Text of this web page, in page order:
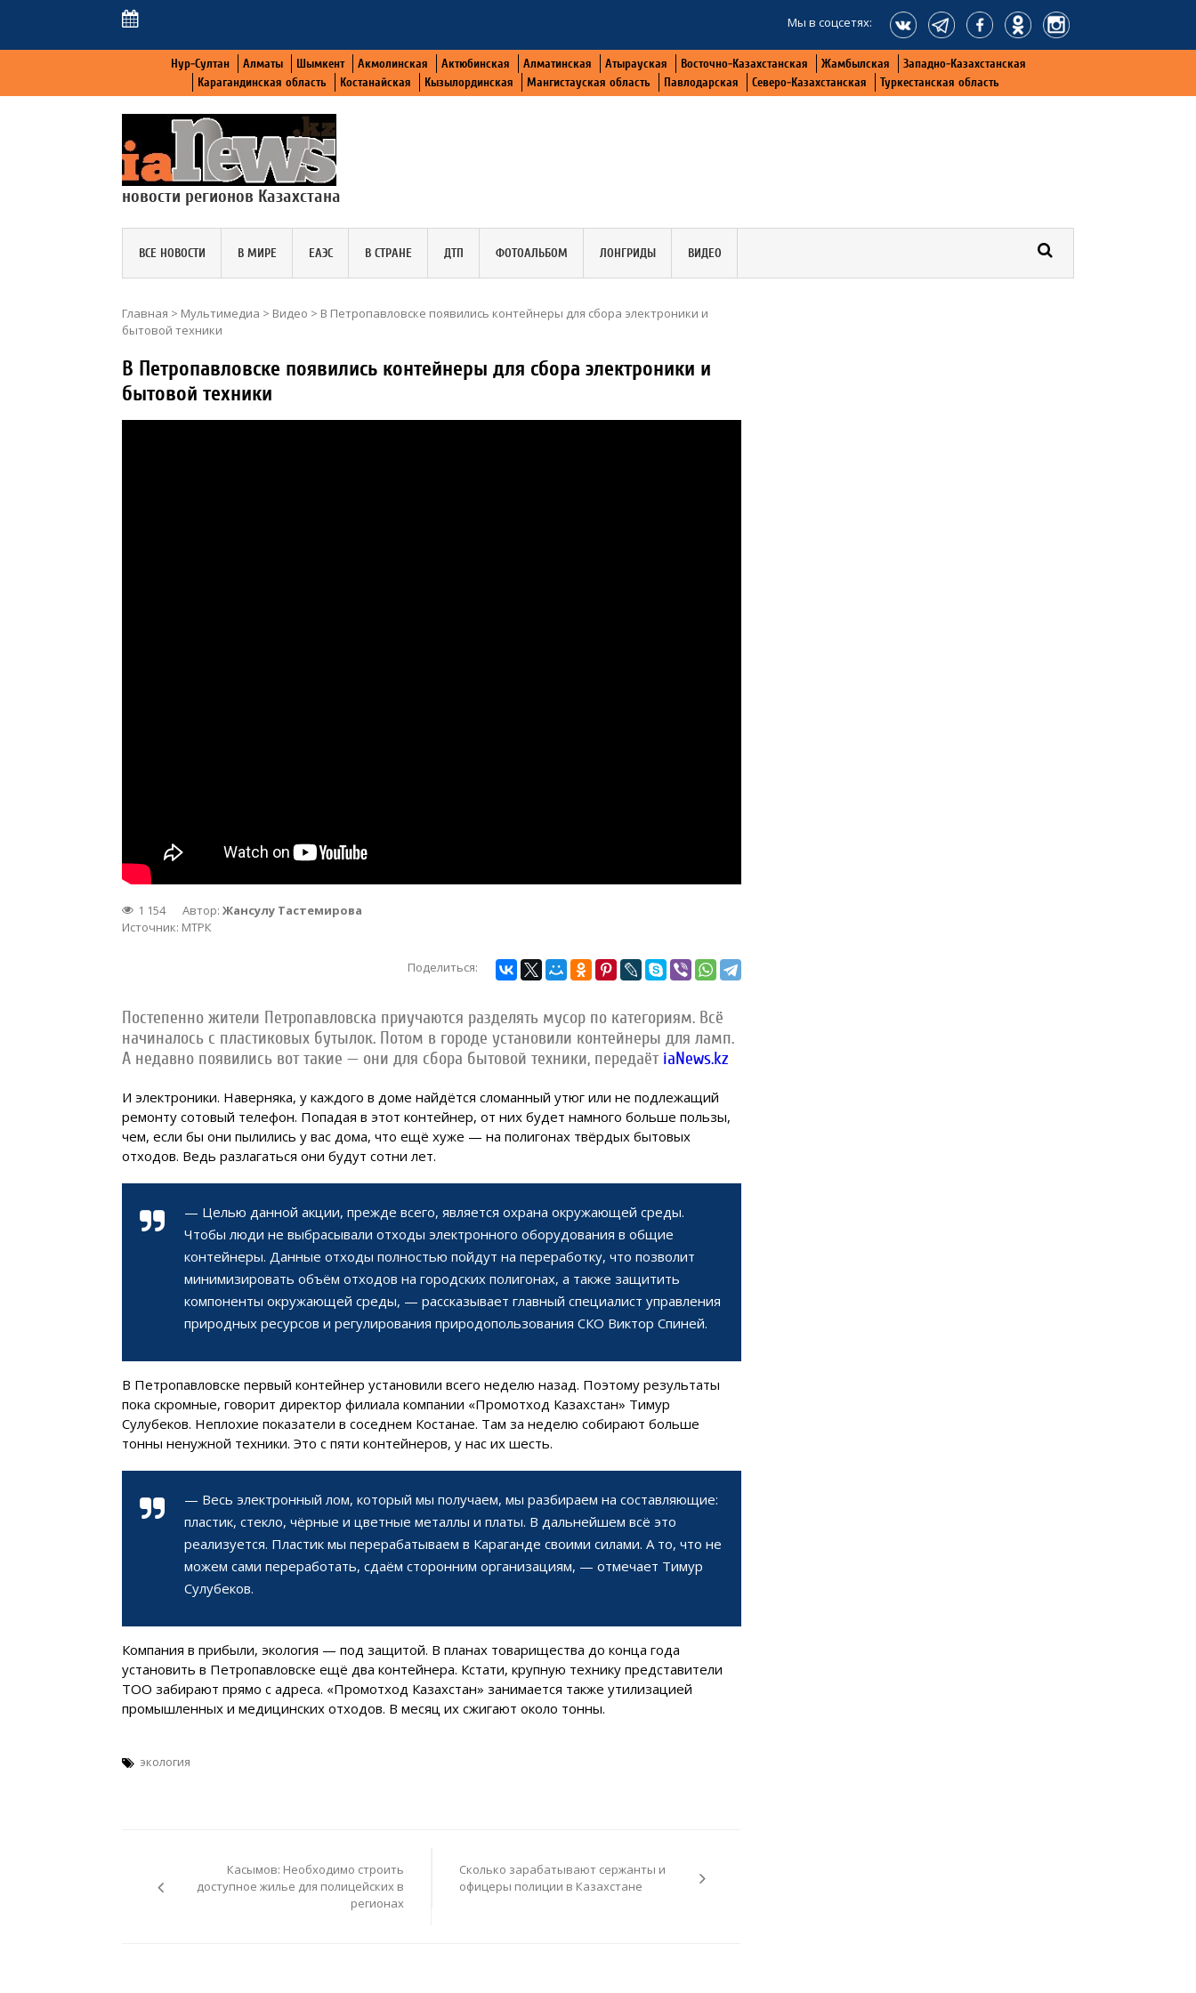
Мы в соцсетях:
Нур-Султан Алматы Шымкент Акмолинская Актюбинская Алматинская Атырауская Восточно-Казахстанская Жамбылская
Западно-Казахстанская
Карагандинская область
Костанайская Кызылординская Мангистауская область Павлодарская Северо-Казахстанская Туркестанская область
новости регионов Казахстана
ВСЕ НОВОСТИ В МИРЕ ЕАЭС В СТРАНЕ ДТП ФОТОАЛЬБОМ ЛОНГРИДЫ ВИДЕО
Главная > Мультимедиа > Видео > В Петропавловске появились контейнеры для сбора электроники и
бытовой техники
В Петропавловске появились контейнеры для сбора электроники и
бытовой техники
1 154 Автор: Жансулу Тастемирова
Источник: МТРК
Поделиться:
Постепенно жители Петропавловска приучаются разделять мусор по категориям. Всё
начиналось с пластиковых бутылок. Потом в городе установили контейнеры для ламп.
А недавно появились вот такие — они для сбора бытовой техники, передаётiaNews.kz
И электроники. Наверняка, у каждого в доме найдётся сломанный утюг или не подлежащий
ремонту сотовый телефон. Попадая в этот контейнер, от них будет намного больше пользы,
чем, если бы они пылились у вас дома, что ещё хуже — на полигонах твёрдых бытовых
отходов. Ведь разлагаться они будут сотни лет.
— Целью данной акции, прежде всего, является охрана окружающей среды.
Чтобы люди не выбрасывали отходы электронного оборудования в общие
контейнеры. Данные отходы полностью пойдут на переработку, что позволит
минимизировать объём отходов на городских полигонах, а также защитить
компоненты окружающей среды, — рассказывает главный специалист управления
природных ресурсов и регулирования природопользования СКО Виктор Спиней.
В Петропавловске первый контейнер установили всего неделю назад. Поэтому результаты
пока скромные, говорит директор филиала компании «Промотход Казахстан» Тимур
Сулубеков. Неплохие показатели в соседнем Костанае. Там за неделю собирают больше
тонны ненужной техники. Это с пяти контейнеров, у нас их шесть.
— Весь электронный лом, который мы получаем, мы разбираем на составляющие:
пластик, стекло, чёрные и цветные металлы и платы. В дальнейшем всё это
реализуется. Пластик мы перерабатываем в Караганде своими силами. А то, что не
можем сами переработать, сдаём сторонним организациям, — отмечает Тимур
Сулубеков.
Компания в прибыли, экология — под защитой. В планах товарищества до конца года
установить в Петропавловске ещё два контейнера. Кстати, крупную технику представители
ТОО забирают прямо с адреса. «Промотход Казахстан» занимается также утилизацией
промышленных и медицинских отходов. В месяц их сжигают около тонны.
экология
записям
Касымов: Необходимо строить
доступное жилье для полицейских в
регионах
Сколько зарабатывают сержанты и
офицеры полиции в Казахстане